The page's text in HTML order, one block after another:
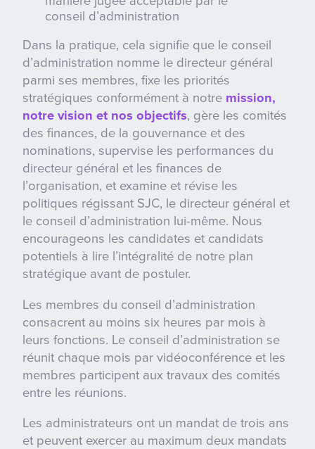
conseil d’administration
Dans la pratique, cela signifie que le conseil
d’administration nomme le directeur général
parmi ses membres, fixe les priorités
stratégiques conformément à notre mission,
notre vision et nos objectifs, gère les comités
des finances, de la gouvernance et des
nominations, supervise les performances du
directeur général et les finances de
l’organisation, et examine et révise les
politiques régissant SJC, le directeur général et
le conseil d’administration lui-même. Nous
encourageons les candidates et candidats
potentiels à lire l’intégralité de notre plan
stratégique avant de postuler.
Les membres du conseil d’administration
consacrent au moins six heures par mois à
leurs fonctions. Le conseil d’administration se
réunit chaque mois par vidéoconférence et les
membres participent aux travaux des comités
entre les réunions.
Les administrateurs ont un mandat de trois ans
et peuvent exercer au maximum deux mandats